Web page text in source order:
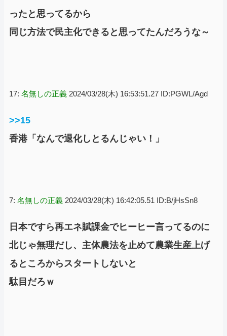
ったと思ってるから
同じ方法で民主化できると思ってたんだろうな～
17: 名無しの正義 2024/03/28(木) 16:53:51.27 ID:PGWL/Agd
>>15
香港「なんで退化しとるんじゃい！」
7: 名無しの正義 2024/03/28(木) 16:42:05.51 ID:B/jHsSn8
日本ですら再エネ賦課金でヒーヒー言ってるのに
北じゃ無理だし、主体農法を止めて農業生産上げ
るところからスタートしないと
駄目だろｗ